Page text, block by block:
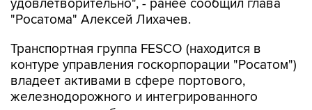
Транспортная группа FESCO (находится в
владеет активами в сфере портового,
железнодорожного и интегрированного
логистического бизнеса.